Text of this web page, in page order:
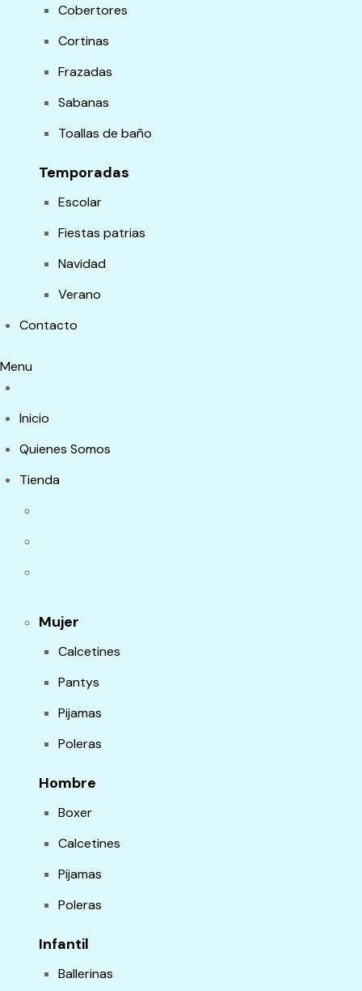
Cobertores
Cortinas
Frazadas
Sabanas
Toallas de baño
Temporadas
Escolar
Fiestas patrias
Navidad
Verano
Contacto
Menu
Inicio
Quienes Somos
Tienda
Mujer
Calcetines
Pantys
Pijamas
Poleras
Hombre
Boxer
Calcetines
Pijamas
Poleras
Infantil
Ballerinas